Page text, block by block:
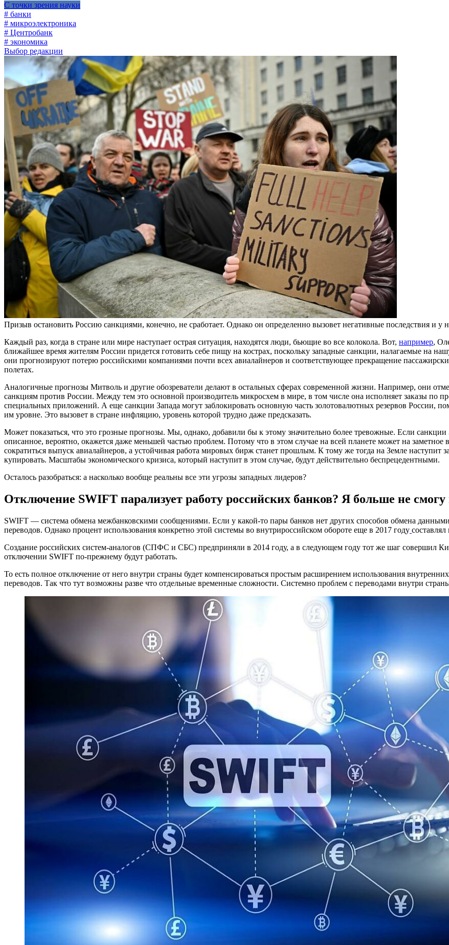
С точки зрения науки
# банки
# микроэлектроника
# Центробанк
# экономика
Выбор редакции
Призыв остановить Россию санкциями, конечно, не сработает. Однако он определенно вызовет негативные последствия и
Каждый раз, когда в стране или мире наступает острая ситуация, находятся люди, бьющие во все колокола. Вот, например,
ближайшее время жителям России придется готовить себе пищу на кострах, поскольку западные санкции, налагаемые на
они прогнозируют потерю российскими компаниями почти всех авиалайнеров и соответствующее прекращение
полетах.
Аналогичные прогнозы Митволь и другие обозреватели делают в остальных сферах современной жизни. Например, они
санкциям против России. Между тем это основной производитель микросхем в мире, в том числе она исполняет заказы по
специальных приложений. А еще санкции Запада могут заблокировать основную часть золотовалютных резервов России,
им уровне. Это вызовет в стране инфляцию, уровень которой трудно даже предсказать.
Может показаться, что это грозные прогнозы. Мы, однако, добавили бы к этому значительно более тревожные. Если
описанное, вероятно, окажется даже меньшей частью проблем. Потому что в этом случае на всей планете может на заметное
сократиться выпуск авиалайнеров, а устойчивая работа мировых бирж станет прошлым. К тому же тогда на Земле наступит
купировать. Масштабы экономического кризиса, который наступит в этом случае, будут действительно беспрецедентными.
Осталось разобраться: а насколько вообще реальны все эти угрозы западных лидеров?
Отключение SWIFT парализует работу российских банков? Я больше не
SWIFT — система обмена межбанковскими сообщениями. Если у какой-то пары банков нет других способов обмена
переводов. Однако процент использования конкретно этой системы во внутрироссийском обороте еще в 2017 году
Создание российских систем-аналогов (СПФС и СБС) предприняли в 2014 году, а в следующем году тот же шаг совершил
отключении SWIFT по-прежнему будут работать.
То есть полное отключение от него внутри страны будет компенсироваться простым расширением использования
переводов. Так что тут возможны разве что отдельные временные сложности. Системно проблем с переводами внутри